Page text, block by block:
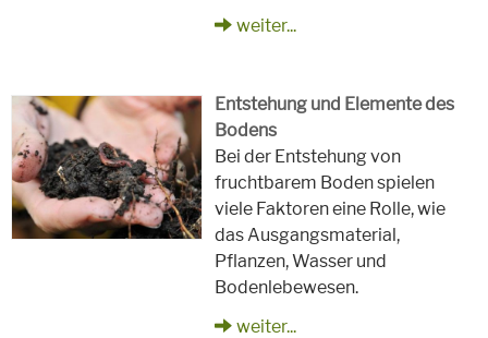
weiter...
Entstehung und Elemente des
Bodens
Bei der Entstehung von
fruchtbarem Boden spielen
viele Faktoren eine Rolle, wie
das Ausgangsmaterial,
Pflanzen, Wasser und
Bodenlebewesen.
weiter...